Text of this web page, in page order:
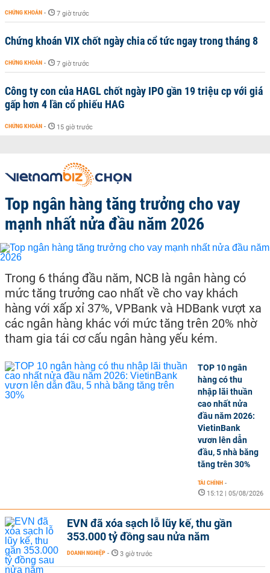
CHỨNG KHOÁN - 7 giờ trước
Chứng khoán VIX chốt ngày chia cổ tức ngay trong tháng 8
CHỨNG KHOÁN - 7 giờ trước
Công ty con của HAGL chốt ngày IPO gần 19 triệu cp với giá
gấp hơn 4 lần cổ phiếu HAG
CHỨNG KHOÁN - 15 giờ trước
Top ngân hàng tăng trưởng cho vay
mạnh nhất nửa đầu năm 2026
Trong 6 tháng đầu năm, NCB là ngân hàng có
mức tăng trưởng cao nhất về cho vay khách
hàng với xấp xỉ 37%, VPBank và HDBank vượt xa
các ngân hàng khác với mức tăng trên 20% nhờ
tham gia tái cơ cấu ngân hàng yếu kém.
TOP 10 ngân
hàng có thu
nhập lãi thuần
cao nhất nửa
đầu năm 2026:
VietinBank
vươn lên dẫn
đầu, 5 nhà băng
tăng trên 30%
TÀI CHÍNH -
15:12 | 05/08/2026
EVN đã xóa sạch lỗ lũy kế, thu gần
353.000 tỷ đồng sau nửa năm
DOANH NGHIỆP - 3 giờ trước